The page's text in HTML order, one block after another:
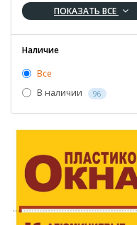
ПОКАЗАТЬ ВСЕ
Наличие
Все
В наличии
96